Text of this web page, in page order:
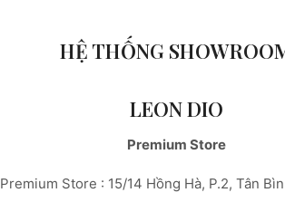
HỆ THỐNG
LEON DIO
Premium Store
Premium Store : 15/14 Hồng Hà, P.2, Tân